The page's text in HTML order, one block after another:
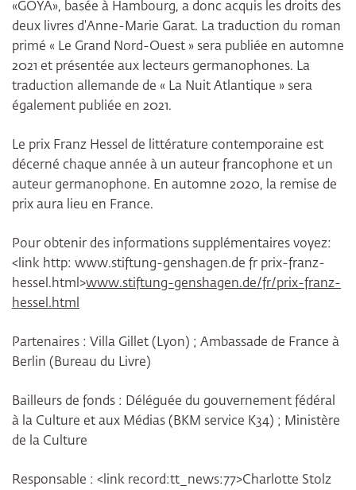
«GOYA», basée à Hambourg, a donc acquis les droits des
deux livres d'Anne-Marie Garat. La traduction du roman
primé « Le Grand Nord-Ouest » sera publiée en automne
2021 et présentée aux lecteurs germanophones. La
traduction allemande de « La Nuit Atlantique » sera
également publiée en 2021.
Le prix Franz Hessel de littérature contemporaine est
décerné chaque année à un auteur francophone et un
auteur germanophone. En automne 2020, la remise de
prix aura lieu en France.
Pour obtenir des informations supplémentaires voyez:
<link http: www.stiftung-genshagen.de fr prix-franz-
hessel.html>www.stiftung-genshagen.de/fr/prix-franz-
hessel.html
Partenaires : Villa Gillet (Lyon) ; Ambassade de France à
Berlin (Bureau du Livre)
Bailleurs de fonds : Déléguée du gouvernement fédéral
à la Culture et aux Médias (BKM service K34) ; Ministère
de la Culture
Responsable : <link record:tt_news:77>Charlotte Stolz